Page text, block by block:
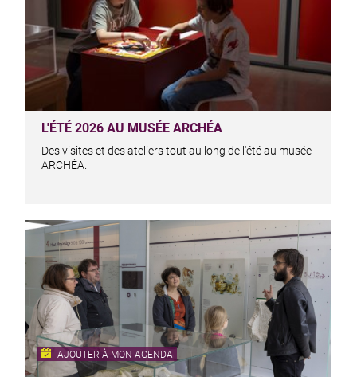
L'ÉTÉ 2026 AU MUSÉE ARCHÉA
Des visites et des ateliers tout au long de l'été au musée
ARCHÉA.
AJOUTER À MON AGENDA